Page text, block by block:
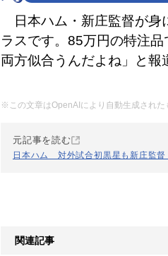
日本ハム・新庄監督が
ラスです。85万円の特注
両方似合うんだよね」と報
※この文章はOpenAIにより自動生成され
元記事を読む
日本ハム 対外試合初黒星も新庄監
関連記事